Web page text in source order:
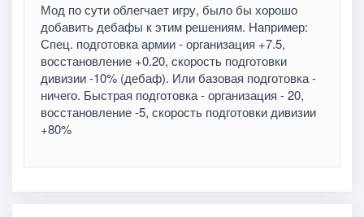
Мод по сути облегчает игру, было бы хорошо
добавить дебафы к этим решениям. Например:
Спец. подготовка армии - организация +7.5,
восстановление +0.20, скорость подготовки
дивизии -10% (дебаф). Или базовая подготовка -
ничего. Быстрая подготовка - организация - 20,
восстановление -5, скорость подготовки дивизии
+80%